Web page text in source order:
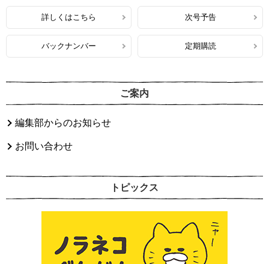
詳しくはこちら 次号予告
バックナンバー 定期購読
ご案内
編集部からのお知らせ
お問い合わせ
トピックス